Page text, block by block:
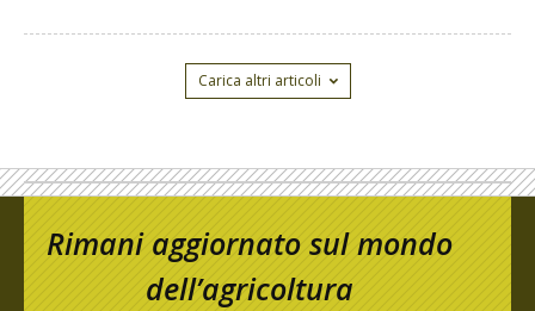
Carica altri articoli
Rimani aggiornato sul mondo
dell’agricoltura